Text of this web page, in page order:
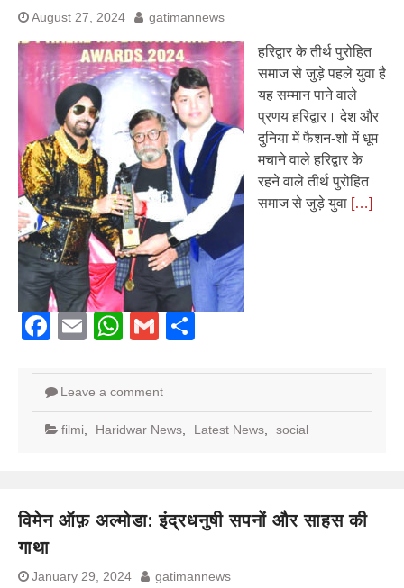
August 27, 2024 gatimannews
हरिद्वार के तीर्थ पुरोहित
समाज से जुड़े पहले युवा है
यह सम्मान पाने वाले
प्रणय हरिद्वार। देश और
दुनिया में फैशन-शो में धूम
मचाने वाले हरिद्वार के
रहने वाले तीर्थ पुरोहित
समाज से जुड़े युवा […]
Facebook
EmailWhatsApp
Gmail
Leave a comment
filmi Haridwar News Latest News social
विमेन ऑफ़ अल्मोडा: इंद्रधनुषी सपनों और साहस की
गाथा
January 29, 2024 gatimannews